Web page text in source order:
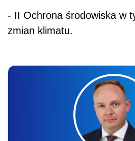
- II Ochrona środowiska w
zmian klimatu.